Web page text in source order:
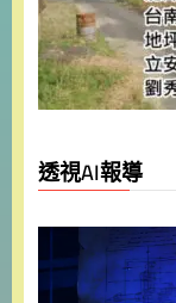
透視AI報導